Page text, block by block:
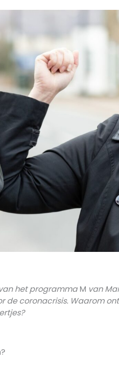
het programmaM van
de coronacrisis. Waarom